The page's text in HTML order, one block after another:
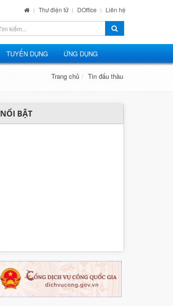
Thư điện tử DOffice Liên hệ
TUYỂN DỤNG ỨNG DỤNG
Trang chủ Tin đấu thầu
NỔI BẬT